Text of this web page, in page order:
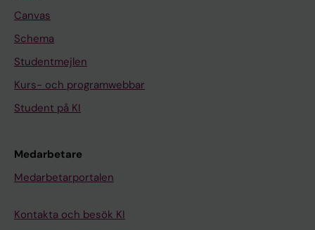
Canvas
Schema
Studentmejlen
Kurs- och programwebbar
Student på KI
Medarbetare
Medarbetarportalen
Kontakta och besök KI